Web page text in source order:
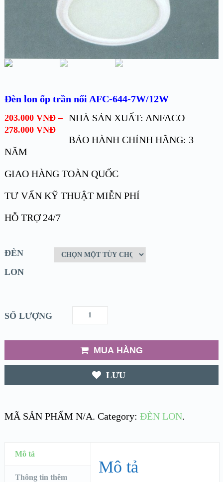
Đèn lon ốp trần nổi AFC-644-7W/12W
203.000VNĐ–
278.000VNĐ
NHÀ SẢN XUẤT: ANFACO
BẢO HÀNH CHÍNH HÃNG: 3
NĂM
GIAO HÀNG TOÀN QUỐC
TƯ VẤN KỸ THUẬT MIỄN PHÍ
HỖ TRỢ 24/7
ĐÈN
LON
SỐ LƯỢNG
MUA HÀNG
LƯU
MÃ SẢN PHẨM N/A. Category: ĐÈN LON.
Mô tả
Thông tin thêm
Mô tả